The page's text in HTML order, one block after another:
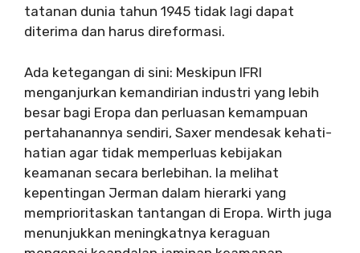
tatanan dunia tahun 1945 tidak lagi dapat
diterima dan harus direformasi.
Ada ketegangan di sini: Meskipun IFRI
menganjurkan kemandirian industri yang lebih
besar bagi Eropa dan perluasan kemampuan
pertahanannya sendiri, Saxer mendesak kehati-
hatian agar tidak memperluas kebijakan
keamanan secara berlebihan. Ia melihat
kepentingan Jerman dalam hierarki yang
memprioritaskan tantangan di Eropa. Wirth juga
menunjukkan meningkatnya keraguan